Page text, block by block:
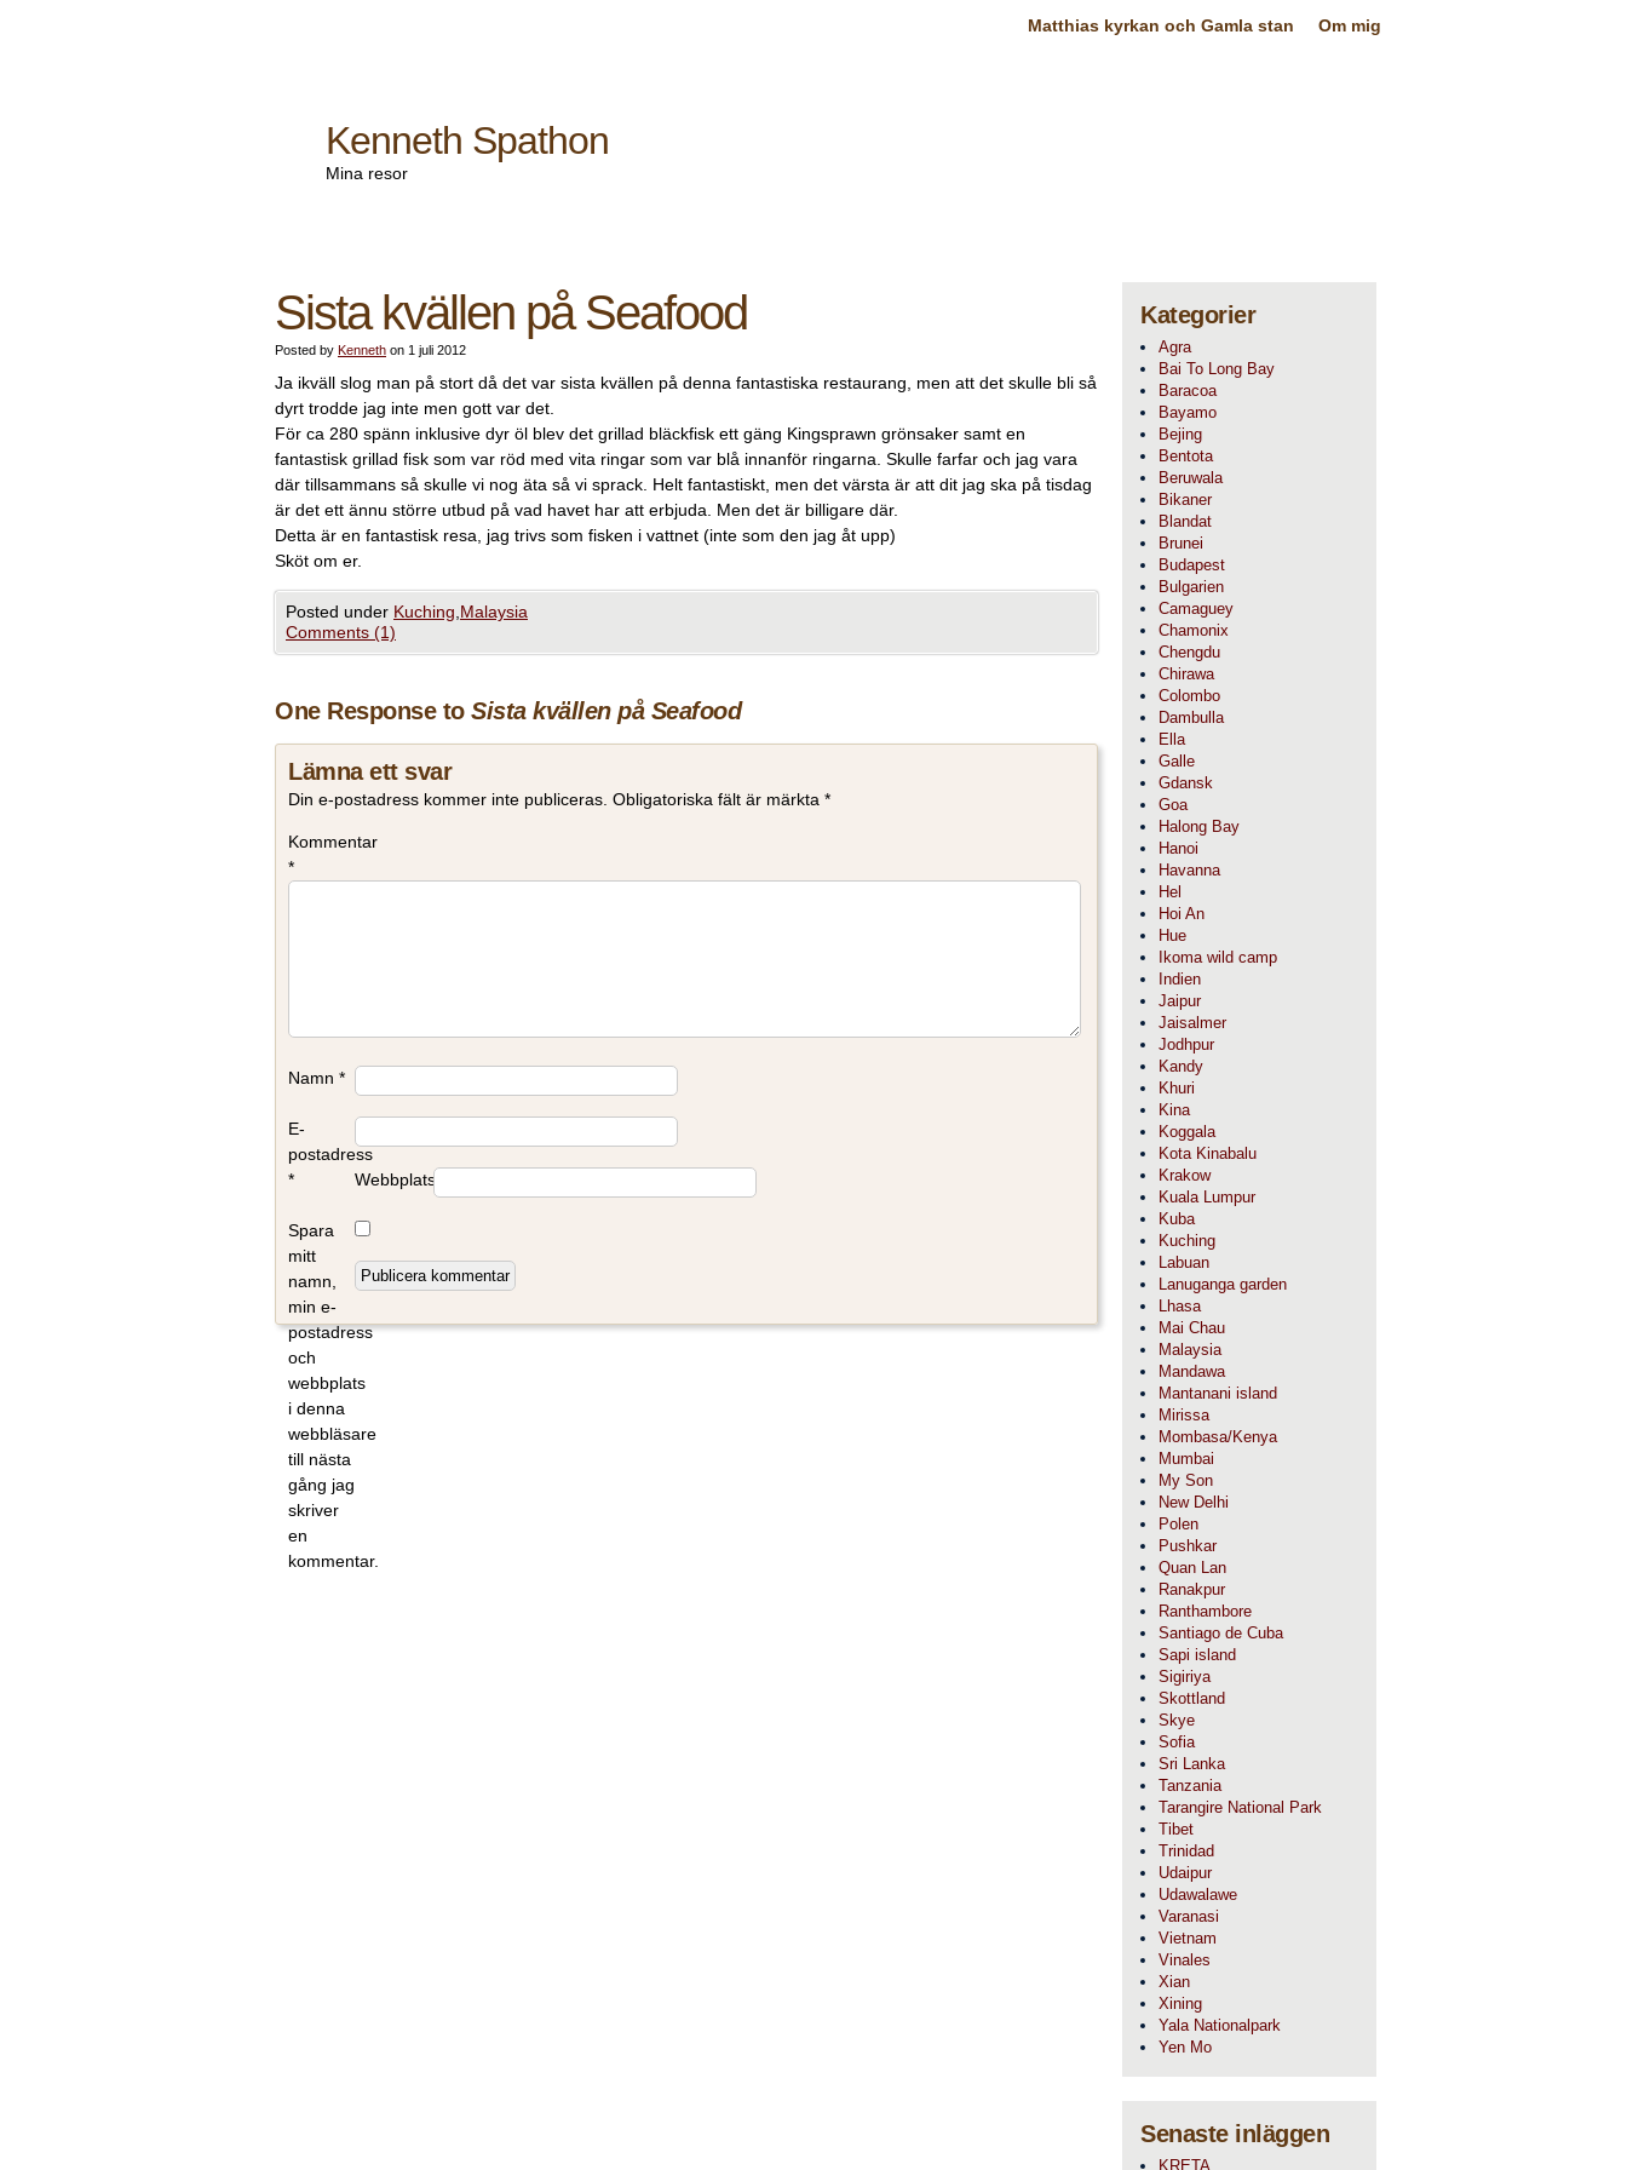
Matthias kyrkan och Gamla stan Om mig
Kenneth Spathon
Mina resor
Sista kvällen på Seafood
Posted by Kenneth on 1 juli 2012
Ja ikväll slog man på stort då det var sista kvällen på denna fantastiska restaurang, men att det skulle bli så
dyrt trodde jag inte men gott var det.
För ca 280 spänn inklusive dyr öl blev det grillad bläckfisk ett gäng Kingsprawn grönsaker samt en
fantastisk grillad fisk som var röd med vita ringar som var blå innanför ringarna. Skulle farfar och jag vara
där tillsammans så skulle vi nog äta så vi sprack. Helt fantastiskt, men det värsta är att dit jag ska på tisdag
är det ett ännu större utbud på vad havet har att erbjuda. Men det är billigare där.
Detta är en fantastisk resa, jag trivs som fisken i vattnet (inte som den jag åt upp)
Sköt om er.
Posted under Kuching Malaysia
Comments (1)
One Response to Sista kvällen på Seafood
Lämna ett svar
Din e-postadress kommer inte publiceras. Obligatoriska fält är märkta *
Kommentar
*
Namn *
E-
postadress
*
Webbplats
Spara
mitt
namn,
min e-
postadress
och
webbplats
i denna
webbläsare
till nästa
gång jag
skriver
en
kommentar.
Kategorier
Agra
Bai To Long Bay
Baracoa
Bayamo
Bejing
Bentota
Beruwala
Bikaner
Blandat
Brunei
Budapest
Bulgarien
Camaguey
Chamonix
Chengdu
Chirawa
Colombo
Dambulla
Ella
Galle
Gdansk
Goa
Halong Bay
Hanoi
Havanna
Hel
Hoi An
Hue
Ikoma wild camp
Indien
Jaipur
Jaisalmer
Jodhpur
Kandy
Khuri
Kina
Koggala
Kota Kinabalu
Krakow
Kuala Lumpur
Kuba
Kuching
Labuan
Lanuganga garden
Lhasa
Mai Chau
Malaysia
Mandawa
Mantanani island
Mirissa
Mombasa/Kenya
Mumbai
My Son
New Delhi
Polen
Pushkar
Quan Lan
Ranakpur
Ranthambore
Santiago de Cuba
Sapi island
Sigiriya
Skottland
Skye
Sofia
Sri Lanka
Tanzania
Tarangire National Park
Tibet
Trinidad
Udaipur
Udawalawe
Varanasi
Vietnam
Vinales
Xian
Xining
Yala Nationalpark
Yen Mo
Senaste inläggen
KRETA